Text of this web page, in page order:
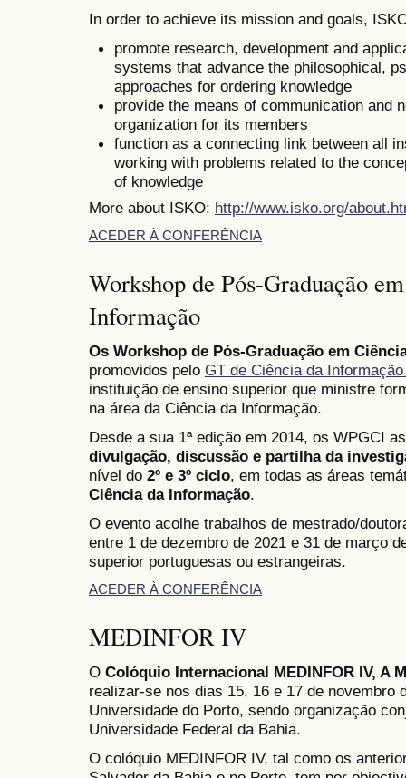
In order to achieve its mission and goals,
promote research, development and
systems that advance the philosophical,
approaches for ordering knowledge
provide the means of communication and
organization for its members
function as a connecting link between all
working with problems related to the
of knowledge
More about ISKO: http://www.isko.org/
ACEDER À CONFERÊNCIA
Workshop de Pós-Graduação
Informação
Os Workshop de Pós-Graduação em
promovidos pelo GT de Ciência da
instituição de ensino superior que ministre
na área da Ciência da Informação.
Desde a sua 1ª edição em 2014, os WPGCI
divulgação, discussão e partilha da
nível do 2º e 3º ciclo, em todas as áreas
Ciência da Informação.
O evento acolhe trabalhos de mestrado/
entre 1 de dezembro de 2021 e 31 de março
superior portuguesas ou estrangeiras.
ACEDER À CONFERÊNCIA
MEDINFOR IV
O Colóquio Internacional MEDINFOR IV, A
realizar-se nos dias 15, 16 e 17 de novembro
Universidade do Porto, sendo organização
Universidade Federal da Bahia.
O colóquio MEDINFOR IV, tal como os